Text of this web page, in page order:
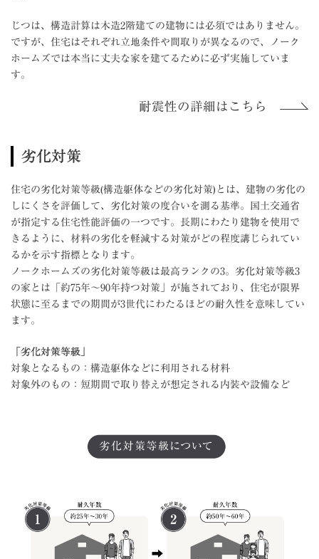
じつは、構造計算は木造2階建ての建物には必須ではありません。
ですが、住宅はそれぞれ立地条件や間取りが異なるので、ノーク
ホームズでは本当に丈夫な家を建てるために必ず実施していま
す。
耐震性の詳細はこちら
劣化対策
住宅の劣化対策等級(構造躯体などの劣化対策)とは、建物の劣化の
しにくさを評価して、劣化対策の度合いを測る基準。国土交通省
が指定する住宅性能評価の一つです。長期にわたり建物を使用で
きるように、材料の劣化を軽減する対策がどの程度講じられてい
るかを示す指標となります。
ノークホームズの劣化対策等級は最高ランクの3。劣化対策等級3
の家とは「約75年～90年持つ対策」が施されており、住宅が限界
状態に至るまでの期間が3世代にわたるほどの耐久性を意味してい
ます。
「劣化対策等級」
対象となるもの：構造躯体などに利用される材料
対象外のもの：短期間で取り替えが想定される内装や設備など